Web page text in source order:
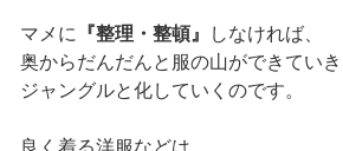
マメに 『整理・整頓』
しなければ、
奥からだんだんと服の山ができていき
ジャングルと化していくのです。